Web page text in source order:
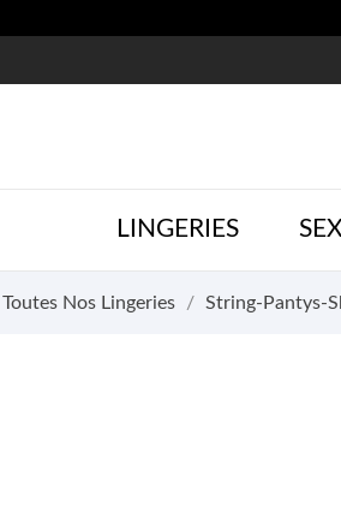
LINGERIES
Toutes Nos Lingeries String-Pantys-